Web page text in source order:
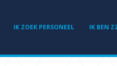
IK ZOEK PERSONEEL IK BEN